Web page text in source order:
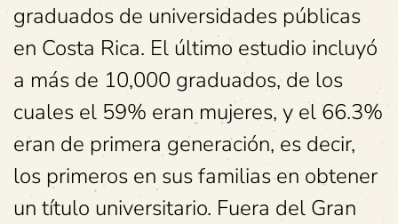
graduados de universidades públicas
en Costa Rica. El último estudio incluyó
a más de 10,000 graduados, de los
cuales el 59% eran mujeres, y el 66.3%
eran de primera generación, es decir,
los primeros en sus familias en obtener
un título universitario. Fuera del Gran